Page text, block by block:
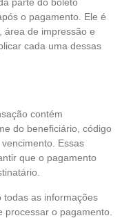
o pagamento. Ele é
área de impressão e
cada uma dessas
contém
do beneficiário, código
Essas
que o pagamento
todas as informações
processar o pagamento.